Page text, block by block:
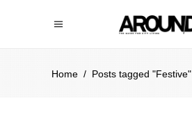
Home / Posts tagged "Festive"